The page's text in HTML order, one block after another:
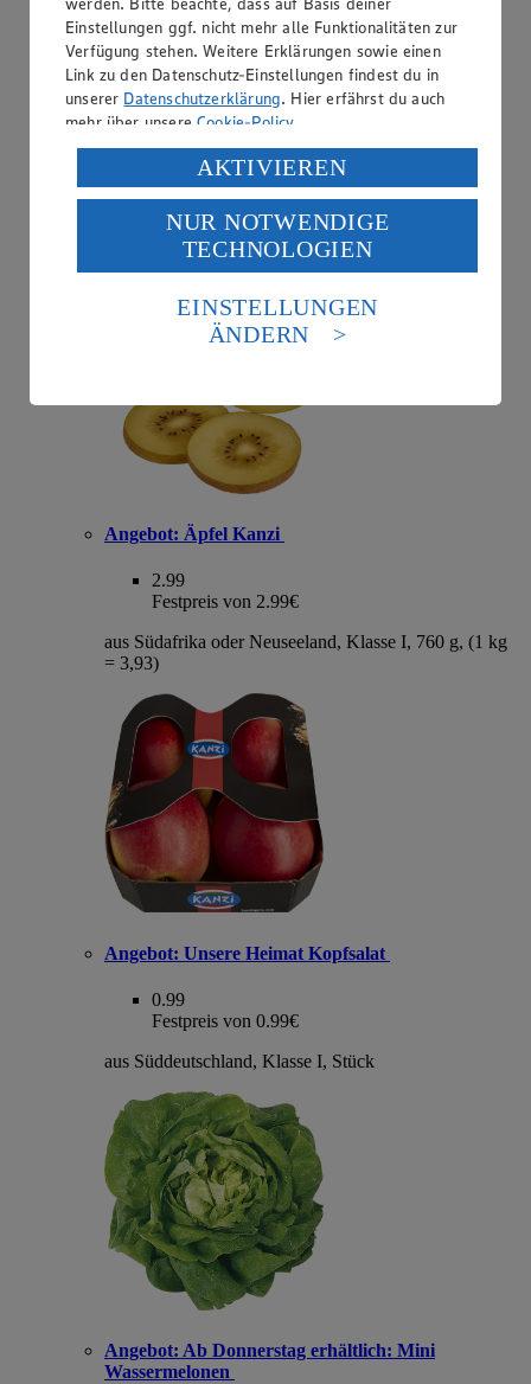
1.00
Festpreis von 1.00€
aus Neuseeland, Klasse I, Stück
Angebot: Äpfel Kanzi
2.99
Festpreis von 2.99€
aus Südafrika oder Neuseeland, Klasse I, 760 g, (1 kg
= 3,93)
Angebot: Unsere Heimat Kopfsalat
0.99
Festpreis von 0.99€
aus Süddeutschland, Klasse I, Stück
Angebot: Ab Donnerstag erhältlich: Mini
Wassermelonen
Einstellungen ggf. nicht mehr alle Funktionalitäten zur
Verfügung stehen. Weitere Erklärungen sowie einen
Link zu den Datenschutz-Einstellungen findest du in
unserer Datenschutzerklärung. Hier erfährst du auch
mehr über unsereCookie-Policy.
Verarbeitung deiner personenbezogenen Daten in den
USA durch Facebook und YouTube:
Wenn du auf „Aktivieren“ klickst, willigst du im Sinne
des Art. 49 Abs. 1 Satz 1 lit. a) DSGVO ein, dass deine
Daten in den USA verarbeitet werden. Der EuGH sieht
die USA als Land mit einem nach europäischen
Standards nicht angemessenen Datenschutzniveau an.
Es besteht das Risiko eines Zugriffs durch US-
Informationen zum Herausgeber der Seite findest du
Impressum
AKTIVIEREN
NUR NOTWENDIGE
TECHNOLOGIEN
EINSTELLUNGEN
ÄNDERN